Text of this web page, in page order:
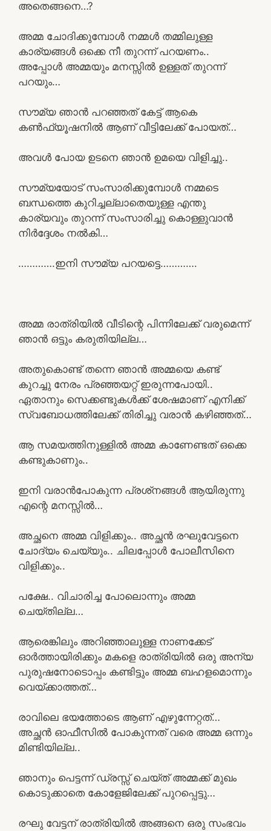
അതെങ്ങനെ…?
അമ്മ ചോദിക്കുമ്പോൾ നമ്മൾ തമ്മിലുള്ള
കാര്യങ്ങൾ ഒക്കെ നീ തുറന്ന് പറയണം..
അപ്പോൾ അമ്മയും മനസ്സിൽ ഉള്ളത് തുറന്ന്
പറയും…
സൗമ്യ ഞാൻ പറഞ്ഞത് കേട്ട് ആകെ
കൺഫ്യൂഷനിൽ ആണ് വീട്ടിലേക്ക് പോയത്…
അവൾ പോയ ഉടനെ ഞാൻ ഉമയെ വിളിച്ചു..
സൗമ്യയോട് സംസാരിക്കുമ്പോൾ നമ്മടെ
ബന്ധത്തെ കുറിച്ചല്ലാതെയുള്ള എന്തു
കാര്യവും തുറന്ന് സംസാരിച്ചു കൊള്ളുവാൻ
നിർദ്ദേശം നൽകി…
………….ഇനി സൗമ്യ പറയട്ടെ………….
അമ്മ രാത്രിയിൽ വീടിന്റെ പിന്നിലേക്ക് വരുമെന്ന്
ഞാൻ ഒട്ടും കരുതിയില്ല…
അതുകൊണ്ട് തന്നെ ഞാൻ അമ്മയെ കണ്ട്
കുറച്ചു നേരം പ്രഞ്ഞയറ്റ് ഇരുന്നപോയി..
ഏതാനും സെക്കണ്ടുകൾക്ക് ശേഷമാണ് എനിക്ക്
സ്വബോധത്തിലേക്ക് തിരിച്ചു വരാൻ കഴിഞ്ഞത്…
ആ സമയത്തിനുള്ളിൽ അമ്മ കാണേണ്ടത് ഒക്കെ
കണ്ടുകാണും..
ഇനി വരാൻപോകുന്ന പ്രശ്‌നങ്ങൾ ആയിരുന്നു
എന്റെ മനസ്സിൽ…
അച്ഛനെ അമ്മ വിളിക്കും.. അച്ഛൻ രഘുവേട്ടനെ
ചോദ്യം ചെയ്യും.. ചിലപ്പോൾ പോലീസിനെ
വിളിക്കും..
പക്ഷേ.. വിചാരിച്ച പോലൊന്നും അമ്മ
ചെയ്തില്ല…
ആരെങ്കിലും അറിഞ്ഞാലുള്ള നാണക്കേട്
ഓർത്തായിരിക്കും മകളെ രാത്രിയിൽ ഒരു അന്യ
പുരുഷനോടൊപ്പം കണ്ടിട്ടും അമ്മ ബഹളമൊന്നും
വെയ്ക്കാത്തത്…
രാവിലെ ഭയത്തോടെ ആണ് എഴുന്നേറ്റത്…
അച്ഛൻ ഓഫീസിൽ പോകുന്നത് വരെ അമ്മ ഒന്നും
മിണ്ടിയില്ല..
ഞാനും പെട്ടന്ന് ഡ്രസ്സ് ചെയ്ത് അമ്മക്ക് മുഖം
കൊടുക്കാതെ കോളേജിലേക്ക് പുറപ്പെട്ടു…
രഘു വേട്ടന് രാത്രിയിൽ അങ്ങനെ ഒരു സംഭവം